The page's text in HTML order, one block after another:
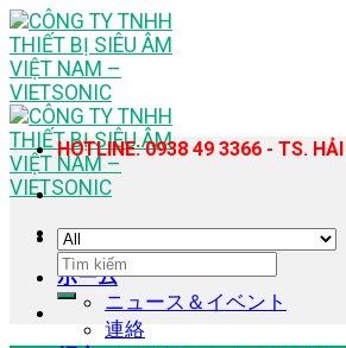
Skip
to
content
ホーム
ニュース＆イベント
連絡
HOTLINE: 0938 49 3366 - TS. HẢI
検
索